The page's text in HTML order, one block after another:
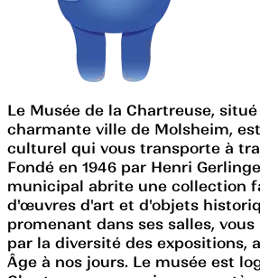
Le Musée de la Chartreuse,
charmante ville de Molsheim,
culturel qui vous transporte à
Fondé en 1946 par Henri
municipal abrite une collection
d'œuvres d'art et d'objets
promenant dans ses salles,
par la diversité des expositions,
Âge à nos jours. Le musée est